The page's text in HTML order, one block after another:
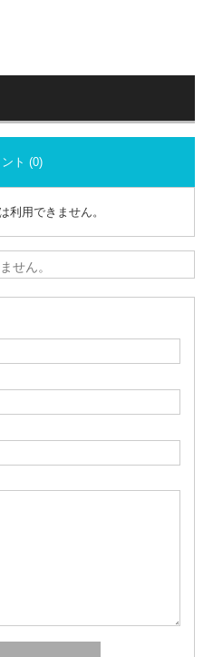
ント (0)
利用できません。
せん。